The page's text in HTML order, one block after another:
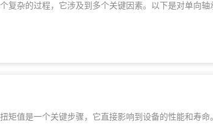
复杂的过程，它涉及到多个关键因素。以下是对单向
矩值是一个关键步骤，它直接影响到设备的性能和寿